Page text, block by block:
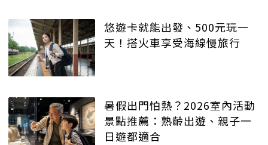
悠遊卡就能出發、500元玩一
天！搭火車享受海線慢旅行
暑假出門怕熱？2026室內活動
景點推薦：熟齡出遊、親子一
日遊都適合